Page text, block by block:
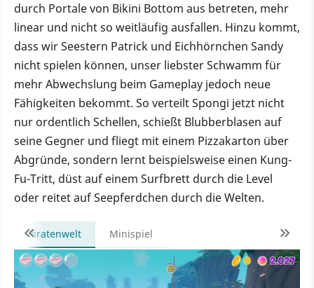
durch Portale von Bikini Bottom aus betreten, mehr
linear und nicht so weitläufig ausfallen. Hinzu kommt,
dass wir Seestern Patrick und Eichhörnchen Sandy
nicht spielen können, unser liebster Schwamm für
mehr Abwechslung beim Gameplay jedoch neue
Fähigkeiten bekommt. So verteilt Spongi jetzt nicht
nur ordentlich Schellen, schießt Blubberblasen auf
seine Gegner und fliegt mit einem Pizzakarton über
Abgründe, sondern lernt beispielsweise einen Kung-
Fu-Tritt, düst auf einem Surfbrett durch die Level
oder reitet auf Seepferdchen durch die Welten.
Piratenwelt Minispiel